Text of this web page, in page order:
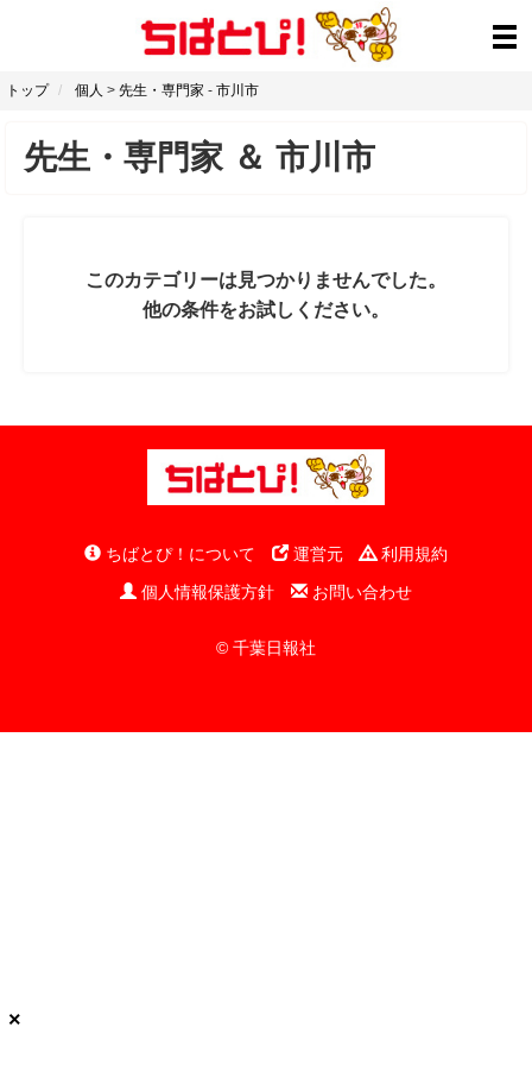
トップ 個人 > 先生・専門家 - 市川市
先生・専門家 ＆ 市川市
このカテゴリーは見つかりませんでした。
他の条件をお試しください。
ちばとぴ！について 運営元
利用規約
個人情報保護方針
お問い合わせ
© 千葉日報社
×